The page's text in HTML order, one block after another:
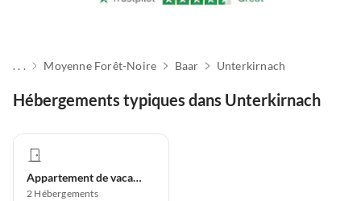
. . . Moyenne Forêt-Noire Baar Unterkirnach
Hébergements typiques dans Unterkirnach
Appartement de vacances
2 Hébergements